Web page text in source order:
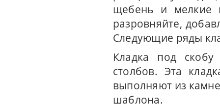
щебень и мелкие
разровняйте,
Следующие ряды
Кладка под скобу
столбов. Эта
выполняют из
шаблона.